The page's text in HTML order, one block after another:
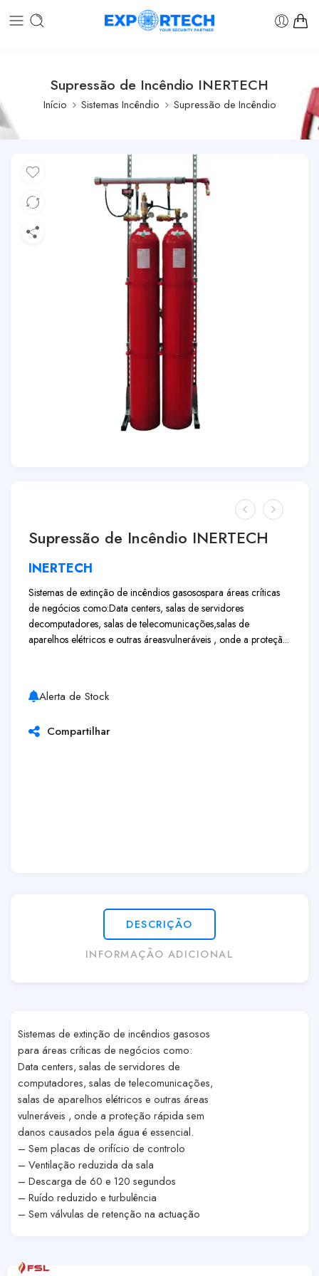
Supressão de Incêndio INERTECH
Início Sistemas Incêndio Supressão de Incêndio
Supressão de Incêndio INERTECH
INERTECH
Sistemas de extinção de incêndios gasosospara áreas críticas
de negócios como:Data centers, salas de servidores
decomputadores, salas de telecomunicações,salas de
aparelhos elétricos e outras áreasvulneráveis , onde a proteçã...
Alerta de Stock
Compartilhar
DESCRIÇÃO
INFORMAÇÃO ADICIONAL
Sistemas de extinção de incêndios gasosos
para áreas críticas de negócios como:
Data centers, salas de servidores de
computadores, salas de telecomunicações,
salas de aparelhos elétricos e outras áreas
vulneráveis , onde a proteção rápida sem
danos causados pela água é essencial.
– Sem placas de orifício de controlo
– Ventilação reduzida da sala
– Descarga de 60 e 120 segundos
– Ruído reduzido e turbulência
– Sem válvulas de retenção na actuação